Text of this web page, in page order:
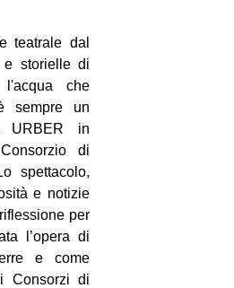
teatrale dal
e storielle di
che
sempre un
URBER in
di
spettacolo,
e notizie
per
l’opera di
e come
Consorzi di